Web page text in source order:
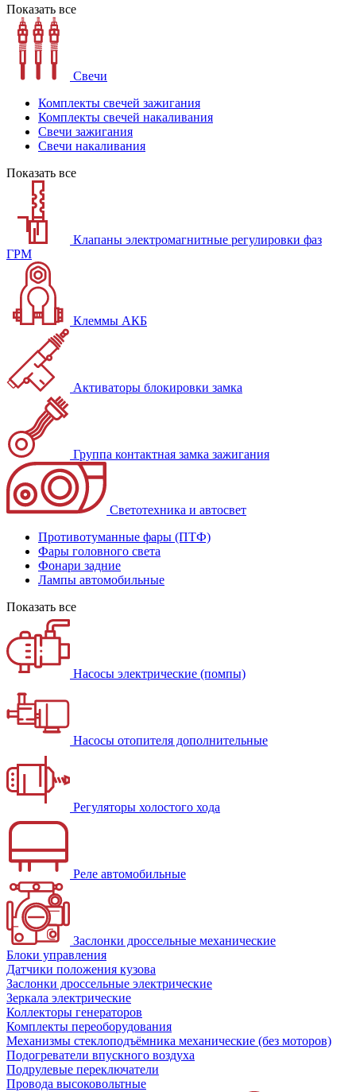
Показать все
Свечи
Комплекты свечей зажигания
Комплекты свечей накаливания
Свечи зажигания
Свечи накаливания
Показать все
Клапаны электромагнитные регулировки фаз
ГРМ
Клеммы АКБ
Активаторы блокировки замка
Группа контактная замка зажигания
Светотехника и автосвет
Противотуманные фары (ПТФ)
Фары головного света
Фонари задние
Лампы автомобильные
Показать все
Насосы электрические (помпы)
Насосы отопителя дополнительные
Регуляторы холостого хода
Реле автомобильные
Заслонки дроссельные механические
Блоки управления
Датчики положения кузова
Заслонки дроссельные электрические
Зеркала электрические
Коллекторы генераторов
Комплекты переоборудования
Механизмы стеклоподъёмника механические (без моторов)
Подогреватели впускного воздуха
Подрулевые переключатели
Провода высоковольтные